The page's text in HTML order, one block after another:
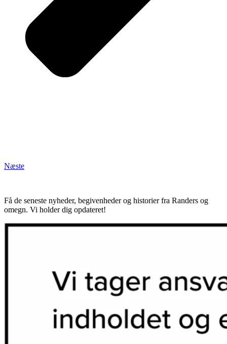
Næste
Få de seneste nyheder, begivenheder og historier fra Randers og
omegn. Vi holder dig opdateret!